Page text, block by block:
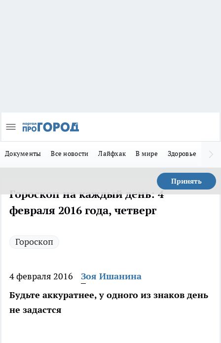
Документы Все новости Лайфхак В мире Здоровье
Принять
Гороскоп на каждый день: 4
февраля 2016 года, четверг
Гороскоп
4 февраля 2016
Зоя Ишанина
Будьте аккуратнее, у одного из знаков день
не задастся